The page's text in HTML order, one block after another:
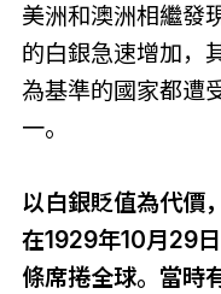
美洲和澳洲相繼發
的白銀急速增加，
為基準的國家都遭
一。
以白銀貶值為代價
在1929年10月29
條席捲全球。當時